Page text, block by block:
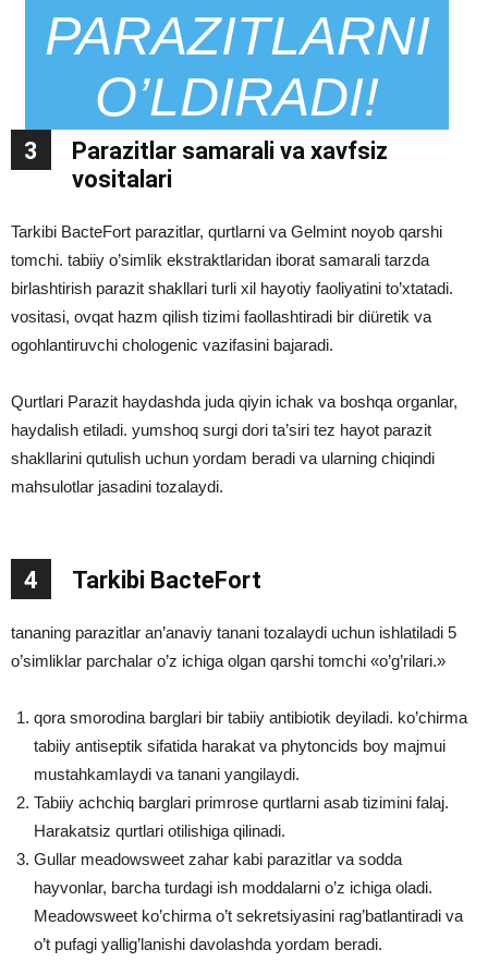
PARAZITLARNI
O’LDIRADI!
3
Parazitlar samarali va xavfsiz
vositalari
Tarkibi BacteFort parazitlar, qurtlarni va Gelmint noyob qarshi
tomchi. tabiiy o’simlik ekstraktlaridan iborat samarali tarzda
birlashtirish parazit shakllari turli xil hayotiy faoliyatini to’xtatadi.
vositasi, ovqat hazm qilish tizimi faollashtiradi bir diüretik va
ogohlantiruvchi chologenic vazifasini bajaradi.
Qurtlari Parazit haydashda juda qiyin ichak va boshqa organlar,
haydalish etiladi. yumshoq surgi dori ta’siri tez hayot parazit
shakllarini qutulish uchun yordam beradi va ularning chiqindi
mahsulotlar jasadini tozalaydi.
4 Tarkibi BacteFort
tananing parazitlar an’anaviy tanani tozalaydi uchun ishlatiladi 5
o’simliklar parchalar o’z ichiga olgan qarshi tomchi «o’g’rilari.»
qora smorodina barglari bir tabiiy antibiotik deyiladi. ko’chirma
tabiiy antiseptik sifatida harakat va phytoncids boy majmui
mustahkamlaydi va tanani yangilaydi.
Tabiiy achchiq barglari primrose qurtlarni asab tizimini falaj.
Harakatsiz qurtlari otilishiga qilinadi.
Gullar meadowsweet zahar kabi parazitlar va sodda
hayvonlar, barcha turdagi ish moddalarni o’z ichiga oladi.
Meadowsweet ko’chirma o’t sekretsiyasini rag’batlantiradi va
o’t pufagi yallig’lanishi davolashda yordam beradi.